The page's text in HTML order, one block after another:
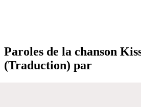
Paroles de la chanson
(Traduction) par